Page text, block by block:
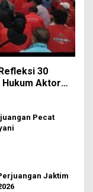
30
Hukum Aktor
Pecat
Jaktim